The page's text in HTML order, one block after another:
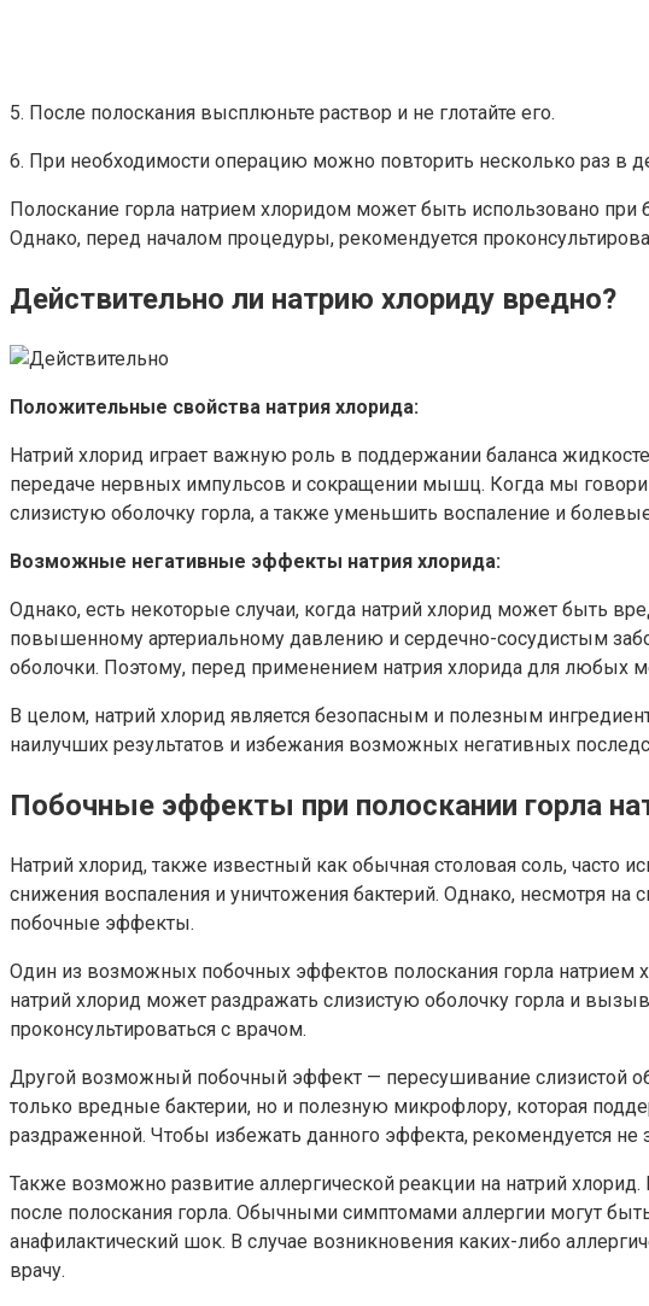
5. После полоскания высплюньте раствор и не глотайте его.
6. При необходимости операцию можно повторить несколько раз в
Полоскание горла натрием хлоридом может быть использовано при
Однако, перед началом процедуры, рекомендуется
Действительно ли натрию хлориду вредно?
Положительные свойства натрия хлорида:
Натрий хлорид играет важную роль в поддержании баланса
передаче нервных импульсов и сокращении мышц. Когда мы
слизистую оболочку горла, а также уменьшить воспаление и
Возможные негативные эффекты натрия хлорида:
Однако, есть некоторые случаи, когда натрий хлорид может быть
повышенному артериальному давлению и сердечно-сосудистым
оболочки. Поэтому, перед применением натрия хлорида для любых
В целом, натрий хлорид является безопасным и полезным
наилучших результатов и избежания возможных негативных
Побочные эффекты при полоскании горла
Натрий хлорид, также известный как обычная столовая соль, часто
снижения воспаления и уничтожения бактерий. Однако, несмотря
побочные эффекты.
Один из возможных побочных эффектов полоскания горла натрием
натрий хлорид может раздражать слизистую оболочку горла и
проконсультироваться с врачом.
Другой возможный побочный эффект — пересушивание слизистой
только вредные бактерии, но и полезную микрофлору, которая
раздраженной. Чтобы избежать данного эффекта, рекомендуется
Также возможно развитие аллергической реакции на натрий
после полоскания горла. Обычными симптомами аллергии могут
анафилактический шок. В случае возникновения каких-либо
врачу.